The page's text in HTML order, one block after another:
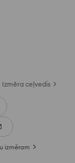
Izmēra ceļvedis
izmēram